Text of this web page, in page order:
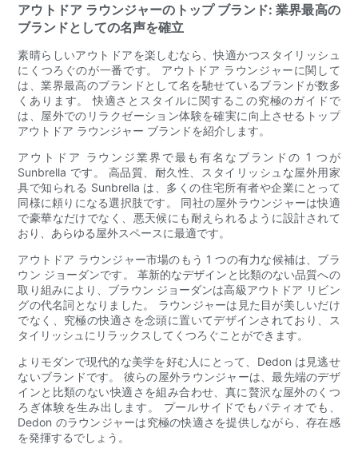
アウトドア ラウンジャーのトップ ブランド: 業界最高の
ブランドとしての名声を確立
素晴らしいアウトドアを楽しむなら、快適かつスタイリッシュ
にくつろぐのが一番です。 アウトドア ラウンジャーに関して
は、業界最高のブランドとして名を馳せているブランドが数多
くあります。 快適さとスタイルに関するこの究極のガイドで
は、屋外でのリラクゼーション体験を確実に向上させるトップ
アウトドア ラウンジャー ブランドを紹介します。
アウトドア ラウンジ業界で最も有名なブランドの 1 つが
Sunbrella です。 高品質、耐久性、スタイリッシュな屋外用家
具で知られる Sunbrella は、多くの住宅所有者や企業にとって
同様に頼りになる選択肢です。 同社の屋外ラウンジャーは快適
で豪華なだけでなく、悪天候にも耐えられるように設計されて
おり、あらゆる屋外スペースに最適です。
アウトドア ラウンジャー市場のもう 1 つの有力な候補は、ブラ
ウン ジョーダンです。 革新的なデザインと比類のない品質への
取り組みにより、ブラウン ジョーダンは高級アウトドア リビン
グの代名詞となりました。 ラウンジャーは見た目が美しいだけ
でなく、究極の快適さを念頭に置いてデザインされており、ス
タイリッシュにリラックスしてくつろぐことができます。
よりモダンで現代的な美学を好む人にとって、Dedon は見逃せ
ないブランドです。 彼らの屋外ラウンジャーは、最先端のデザ
インと比類のない快適さを組み合わせ、真に贅沢な屋外のくつ
ろぎ体験を生み出します。 プールサイドでもパティオでも、
Dedon のラウンジャーは究極の快適さを提供しながら、存在感
を発揮するでしょう。